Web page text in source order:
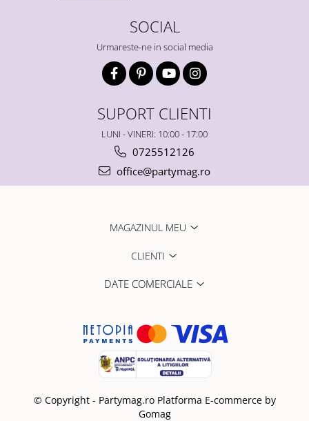
SOCIAL
Urmareste-ne in social media
SUPORT CLIENTI
LUNI - VINERI: 10:00 - 17:00
0725512126
office@partymag.ro
MAGAZINUL MEU
CLIENTI
DATE COMERCIALE
© Copyright - Partymag.ro Platforma E-commerce by
Gomag